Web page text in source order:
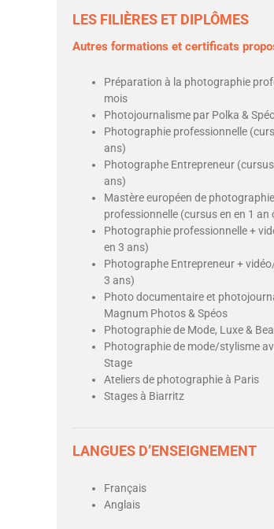
LES FILIÈRES ET DIPLÔMES
Autres formations et certificats
Préparation à la photographie
mois
Photojournalisme par Polka &
Photographie professionnelle
ans)
Photographe Entrepreneur
ans)
Mastère européen de photographie
professionnelle (cursus en en 1 an
Photographie professionnelle +
en 3 ans)
Photographe Entrepreneur +
3 ans)
Photo documentaire et
Magnum Photos & Spéos
Photographie de Mode, Luxe &
Photographie de mode/stylisme
Stage
Ateliers de photographie à Paris
Stages à Biarritz
LANGUES D’ENSEIGNEMENT
Français
Anglais